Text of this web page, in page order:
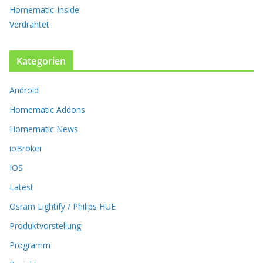
n
u
.
e
p
t
o
n
n
k
n
e
Homematic-Inside
Verdrahtet
Kategorien
Android
Homematic Addons
Homematic News
ioBroker
IOS
Latest
Osram Lightify / Philips HUE
Produktvorstellung
Programm